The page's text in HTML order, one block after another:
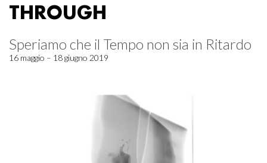
THROUGH
Speriamo che il Tempo non sia in Ritardo
16 maggio – 18 giugno 2019